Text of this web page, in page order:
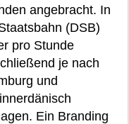
angebracht. In
(DSB)
pro Stunde
je nach
und
Ein Branding